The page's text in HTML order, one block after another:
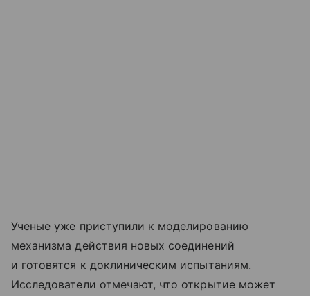
Ученые уже приступили к моделированию
механизма действия новых соединений
и готовятся к доклиническим испытаниям.
Исследователи отмечают, что открытие может